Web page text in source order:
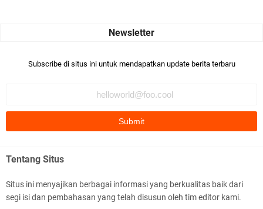
Bismillaah semoga pembuat artikel Alloh berikan pemahaman yg
Ada sejumlah pertanyaan kepada Anda dan jawablah dengan
Subscribe di situs ini untuk mendapatkan update berita terbaru
Tentang Situs
Situs ini menyajikan berbagai informasi yang berkualitas baik dari
segi isi dan pembahasan yang telah disusun oleh tim editor kami.